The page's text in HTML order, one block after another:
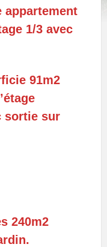
1/3 avec
91m2
sortie sur
240m2